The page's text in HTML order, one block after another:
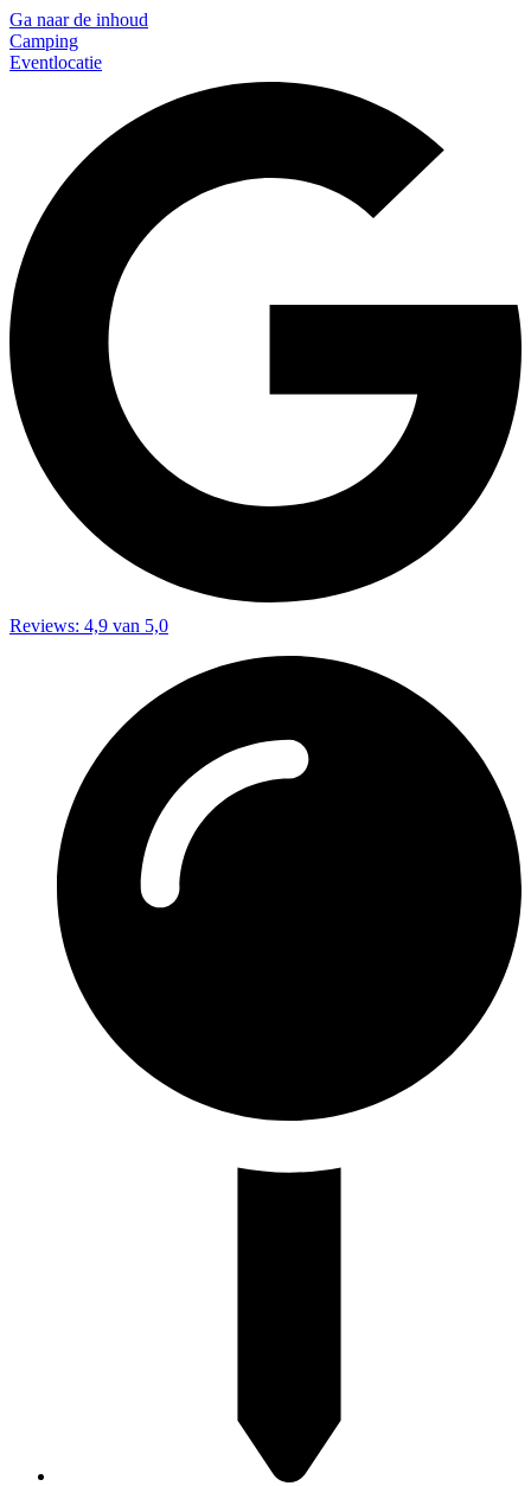
Ga naar de inhoud
Camping
Eventlocatie
Reviews: 4,9 van 5,0